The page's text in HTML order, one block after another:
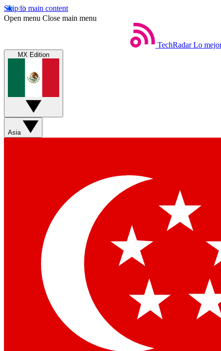
Skip to main content
Open menu Close main menu
TechRadar Lo
MX Edition
Asia